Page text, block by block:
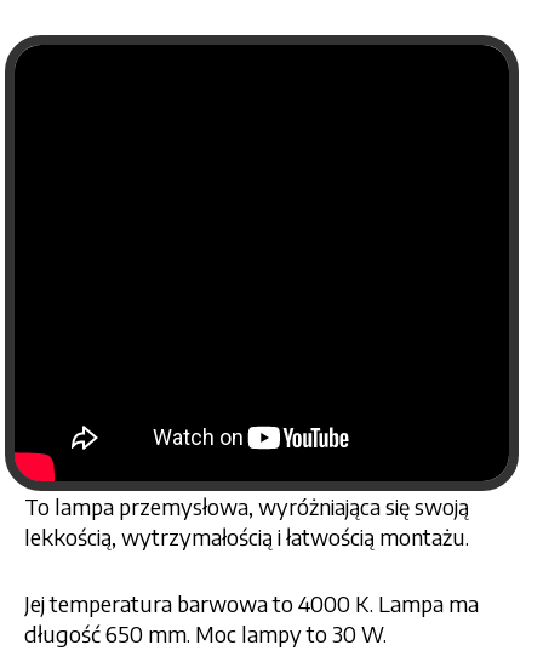
To lampa przemysłowa, wyróżniająca się swoją
lekkością, wytrzymałością i łatwością montażu.
Jej temperatura barwowa to 4000 K. Lampa ma
długość 650 mm. Moc lampy to 30 W.